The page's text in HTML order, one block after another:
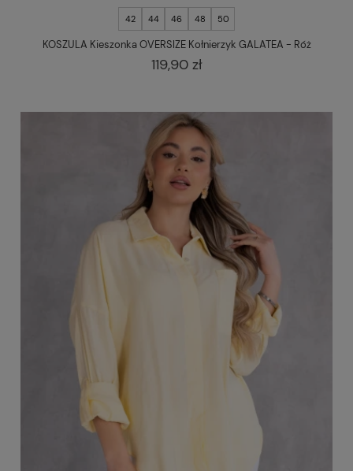
42 44 46 48 50
KOSZULA Kieszonka OVERSIZE Kołnierzyk GALATEA - Róż
119,90 zł